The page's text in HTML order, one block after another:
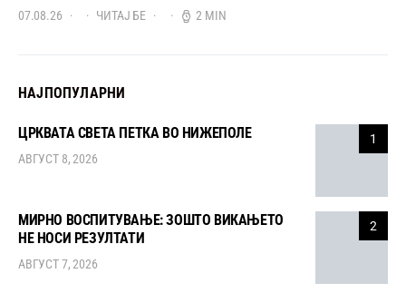
07.08.26 ЧИТАЈ БЕ 2 MIN
НАЈПОПУЛАРНИ
1
ЦРКВАТА СВЕТА ПЕТКА ВО НИЖЕПОЛЕ
АВГУСТ 8, 2026
2
МИРНО ВОСПИТУВАЊЕ: ЗОШТО ВИКАЊЕТО
НЕ НОСИ РЕЗУЛТАТИ
АВГУСТ 7, 2026